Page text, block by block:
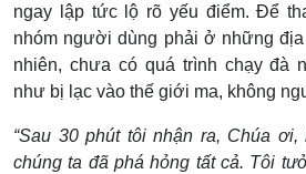
ngay lập tức lộ rõ yếu điểm. Để
nhóm người dùng phải ở những
nhiên, chưa có quá trình chạy đà
như bị lạc vào thế giới ma, không
“Sau 30 phút tôi nhận ra, Chúa ơi,
chúng ta đã phá hỏng tất cả. Tôi